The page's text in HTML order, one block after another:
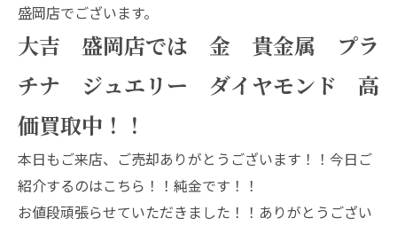
盛岡店でございます。
大吉 盛岡店では 金 貴金属 プラ
チナ ジュエリー ダイヤモンド 高
価買取中！！
本日もご来店、ご売却ありがとうございます！！今日ご
紹介するのはこちら！！純金です！！
お値段頑張らせていただきました！！ありがとうござい